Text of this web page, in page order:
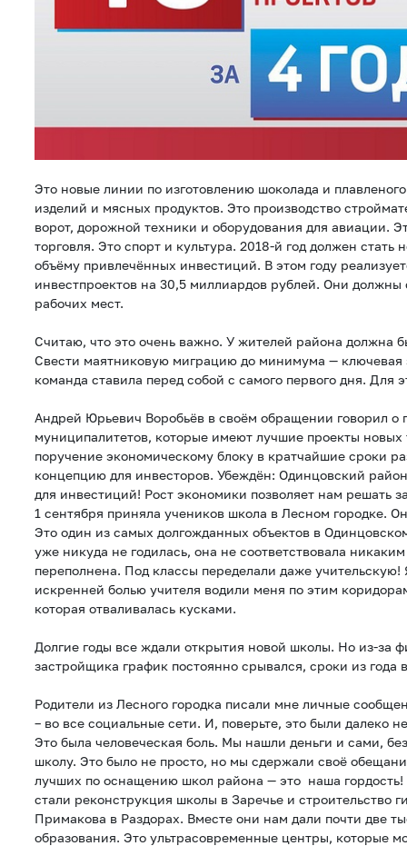
Это новые линии по изготовлению шоколада и
изделий и мясных продуктов. Это производство
ворот, дорожной техники и оборудования для авиации.
торговля. Это спорт и культура. 2018-й год должен
объёму привлечённых инвестиций. В этом году
инвестпроектов на 30,5 миллиардов рублей. Они должны
рабочих мест.
Считаю, что это очень важно. У жителей района должна
Свести маятниковую миграцию до минимума — ключевая
команда ставила перед собой с самого первого дня. Для
Андрей Юрьевич Воробьёв в своём обращении говорил о
муниципалитетов, которые имеют лучшие проекты новых
поручение экономическому блоку в кратчайшие сроки
концепцию для инвесторов. Убеждён: Одинцовский
для инвестиций! Рост экономики позволяет нам решать
1 сентября приняла учеников школа в Лесном городке.
Это один из самых долгожданных объектов в
уже никуда не годилась, она не соответствовала
переполнена. Под классы переделали даже
искренней болью учителя водили меня по этим
которая отваливалась кусками.
Долгие годы все ждали открытия новой школы. Но из-за
застройщика график постоянно срывался, сроки из года
Родители из Лесного городка писали мне личные
– во все социальные сети. И, поверьте, это были далеко
Это была человеческая боль. Мы нашли деньги и сами,
школу. Это было не просто, но мы сдержали своё
лучших по оснащению школ района — это наша
стали реконструкция школы в Заречье и строительство
Примакова в Раздорах. Вместе они нам дали почти две
образования. Это ультрасовременные центры, которые